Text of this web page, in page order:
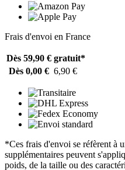
Frais d'envoi en France
Dès 59,90 € gratuit*
Dès 0,00 € 6,90 €
*Ces frais d'envoi se réfèrent à
supplémentaires peuvent
poids, de la taille ou des